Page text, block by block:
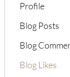
Profile
Blog Posts
Blog
Blog Likes